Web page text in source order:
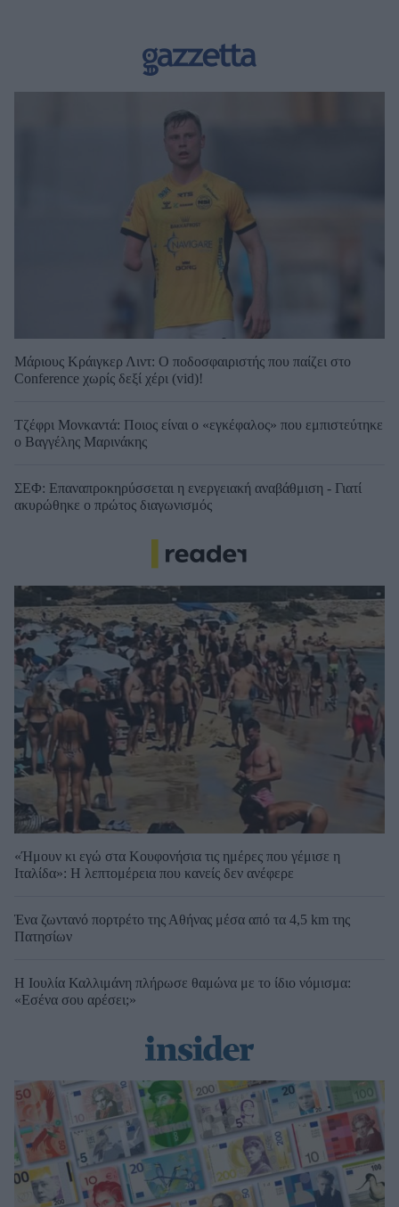
Μάριους Κράιγκερ Λιντ: Ο ποδοσφαιριστής που παίζει στο
Conference χωρίς δεξί χέρι (vid)!
Τζέφρι Μονκαντά: Ποιος είναι ο «εγκέφαλος» που εμπιστεύτηκε
ο Βαγγέλης Μαρινάκης
ΣΕΦ: Επαναπροκηρύσσεται η ενεργειακή αναβάθμιση - Γιατί
ακυρώθηκε ο πρώτος διαγωνισμός
«Ήμουν κι εγώ στα Κουφονήσια τις ημέρες που γέμισε η
Ιταλίδα»: Η λεπτομέρεια που κανείς δεν ανέφερε
Ένα ζωντανό πορτρέτο της Αθήνας μέσα από τα 4,5 km της
Πατησίων
Η Ιουλία Καλλιμάνη πλήρωσε θαμώνα με το ίδιο νόμισμα:
«Εσένα σου αρέσει;»